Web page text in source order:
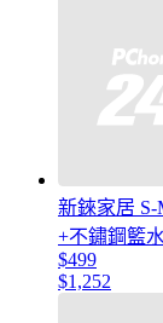
新錸家居
+不鏽鋼籃
$499
$1,252